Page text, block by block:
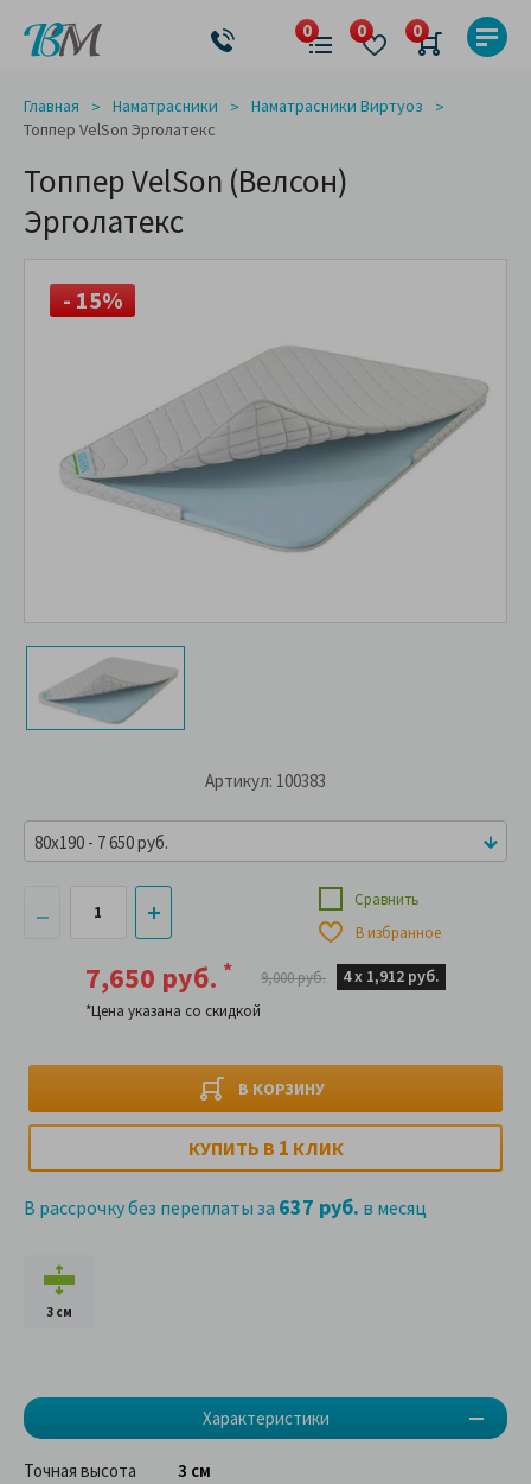
Главная Наматрасники
Наматрасники Виртуоз
Топпер VelSon Эрголатекс
Топпер VelSon (Велсон)
Эрголатекс
- 15%
Артикул: 100383
7,650 руб. *
*Цена указана со скидкой
9,000 руб. 4 х 1,912 руб.
В КОРЗИНУ
Сравнить
В избранное
КУПИТЬ В 1 КЛИК
В рассрочку без переплаты за 637 руб. в месяц
80x190 - 7 650 руб.
3 см
Характеристики
Точная высота
3 см